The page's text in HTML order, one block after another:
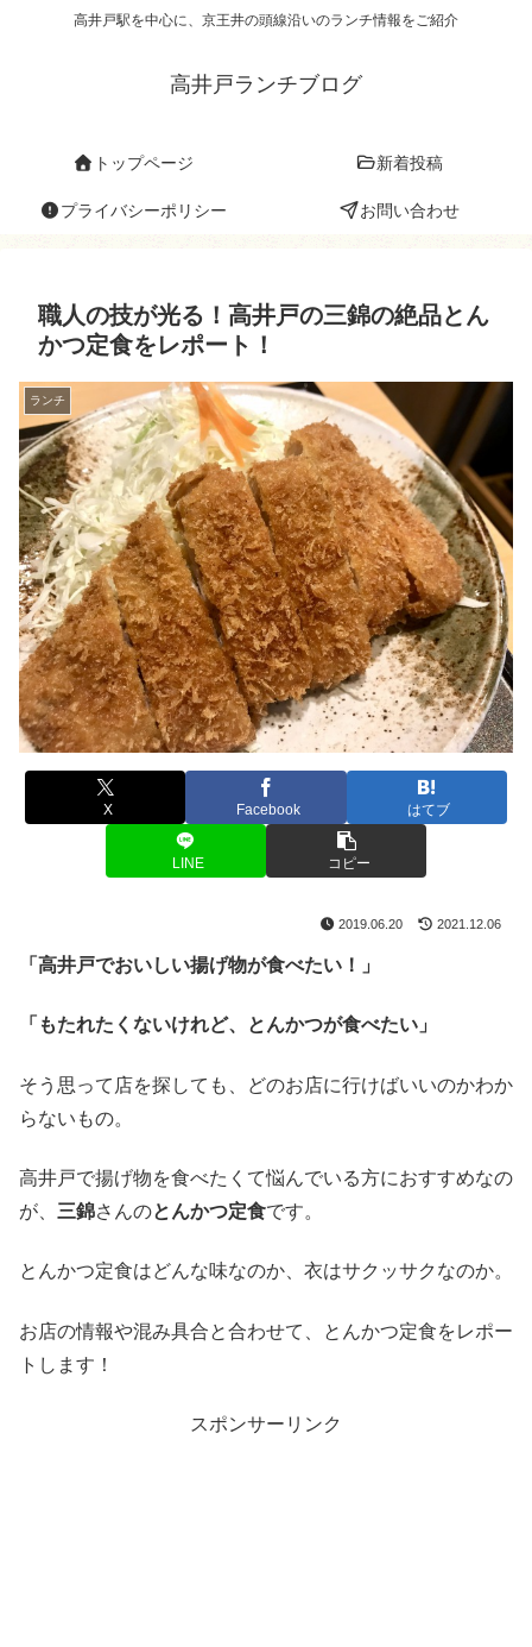
高井戸駅を中心に、京王井の頭線沿いのランチ情報をご紹介
高井戸ランチブログ
トップページ 新着投稿
プライバシーポリシー お問い合わせ
職人の技が光る！高井戸の三錦の絶品とん
かつ定食をレポート！
ランチ
X Facebook はてブ
LINE コピー
2019.06.20 2021.12.06
「高井戸でおいしい揚げ物が食べたい！」
「もたれたくないけれど、とんかつが食べたい」
そう思って店を探しても、どのお店に行けばいいのかわか
らないもの。
高井戸で揚げ物を食べたくて悩んでいる方におすすめなの
が、 三錦さんのとんかつ定食です。
とんかつ定食はどんな味なのか、衣はサクッサクなのか。
お店の情報や混み具合と合わせて、とんかつ定食をレポー
トします！
スポンサーリンク